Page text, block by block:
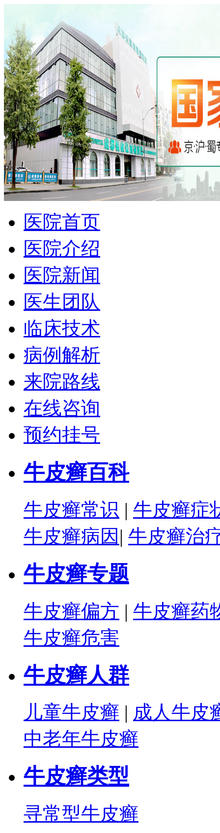
医院首页
医院介绍
医院新闻
医生团队
临床技术
病例解析
来院路线
在线咨询
预约挂号
牛皮癣百科
牛皮癣常识 | 牛皮癣症
牛皮癣病因 | 牛皮癣治
牛皮癣专题
牛皮癣偏方 | 牛皮癣药
牛皮癣危害
牛皮癣人群
儿童牛皮癣 | 成人牛皮
中老年牛皮癣
牛皮癣类型
寻常型牛皮癣